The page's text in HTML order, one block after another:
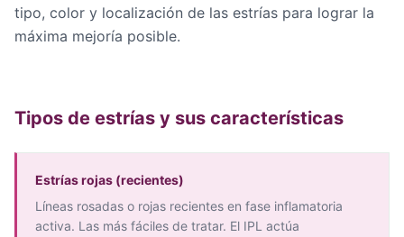
tipo, color y localización de las estrías para lograr la
máxima mejoría posible.
Tipos de estrías y sus características
Estrías rojas (recientes)
Líneas rosadas o rojas recientes en fase inflamatoria
activa. Las más fáciles de tratar. El IPL actúa